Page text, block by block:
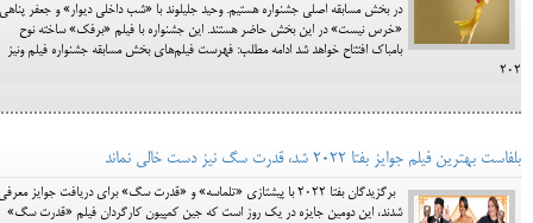
در بخش مسابقه اصلی جشنواره هستیم. وحید جلیلوند با «شب داخلی دیوار» و جعفر پناهی
«خرس نیست» در این بخش حاضر هستند. این جشنواره با فیلم «برفک» ساخته نوح
بامباک افتتاح خواهد شد ادامه مطلب: فهرست فیلم‌های بخش مسابقه جشنواره فیلم ونیز
۲۰۲
بلفاست بهترین فیلم جوایز بفتا ۲۰۲۲ شد، قدرت سگ نیز دست خالی نماند
برگزیدگان بفتا ۲۰۲۲ با پیشتازی «تلماسه» و «قدرت سگ» برای دریافت جوایز
شدند، این دومین جایزه در یک روز است که جین کمپیون کارگردان فیلم «قدرت سگ»